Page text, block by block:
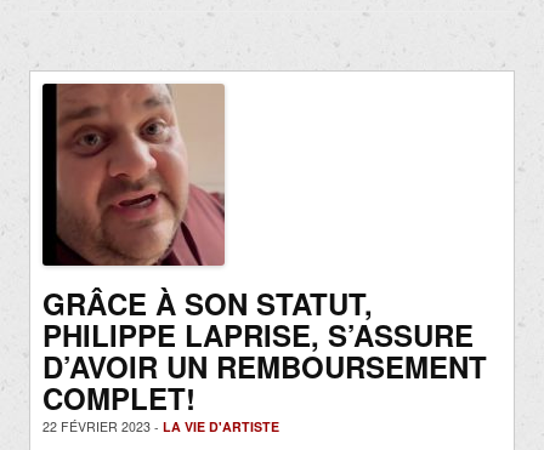
GRÂCE À SON STATUT,
PHILIPPE LAPRISE, S’ASSURE
D’AVOIR UN REMBOURSEMENT
COMPLET!
22 FÉVRIER 2023 - LA VIE D'ARTISTE